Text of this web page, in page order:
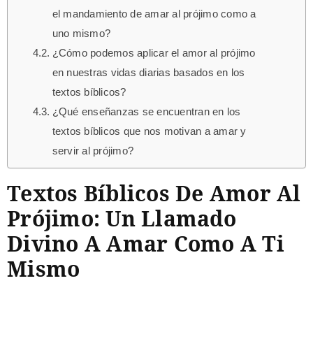
el mandamiento de amar al prójimo como a
uno mismo?
¿Cómo podemos aplicar el amor al prójimo
en nuestras vidas diarias basados en los
textos bíblicos?
¿Qué enseñanzas se encuentran en los
textos bíblicos que nos motivan a amar y
servir al prójimo?
Textos Bíblicos De Amor Al
Prójimo: Un Llamado
Divino A Amar Como A Ti
Mismo